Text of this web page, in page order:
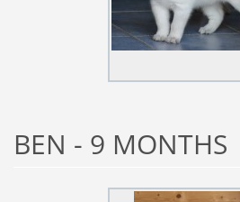
BEN - 9 MONTHS